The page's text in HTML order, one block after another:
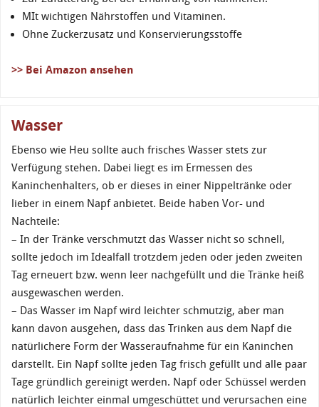
MIt wichtigen Nährstoffen und Vitaminen.
Ohne Zuckerzusatz und Konservierungsstoffe
>> Bei Amazon ansehen
Wasser
Ebenso wie Heu sollte auch frisches Wasser stets zur
Verfügung stehen. Dabei liegt es im Ermessen des
Kaninchenhalters, ob er dieses in einer Nippeltränke oder
lieber in einem Napf anbietet. Beide haben Vor- und
Nachteile:
– In der Tränke verschmutzt das Wasser nicht so schnell,
sollte jedoch im Idealfall trotzdem jeden oder jeden zweiten
Tag erneuert bzw. wenn leer nachgefüllt und die Tränke heiß
ausgewaschen werden.
– Das Wasser im Napf wird leichter schmutzig, aber man
kann davon ausgehen, dass das Trinken aus dem Napf die
natürlichere Form der Wasseraufnahme für ein Kaninchen
darstellt. Ein Napf sollte jeden Tag frisch gefüllt und alle paar
Tage gründlich gereinigt werden. Napf oder Schüssel werden
natürlich leichter einmal umgeschüttet und verursachen eine